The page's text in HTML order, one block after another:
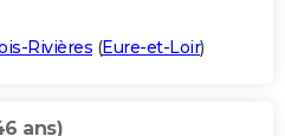
Rivières (Eure-et-Loir)
ans)